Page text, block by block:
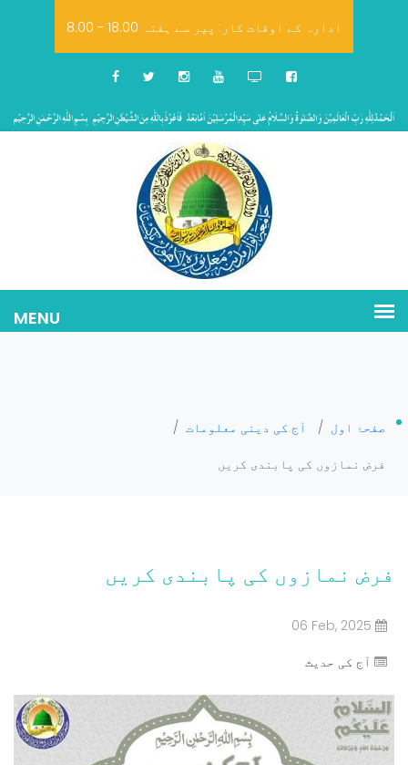
8.00 - 18.00 ادارہ کے اوقات کار: پیر سے ہفتہ
صفحۂ اول / آج کی دینی معلومات /
فرض نمازوں کی پابندی کریں
فرض نمازوں کی پابندی کریں
06 Feb, 2025
آج کی حدیث